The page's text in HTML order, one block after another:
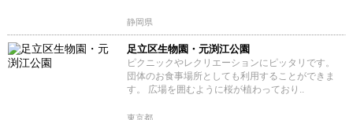
静岡県
足立区生物園・元渕江公園
ピクニックやレクリエーションにピッタリです。
団体のお食事場所としても利用することができま
す。 広場を囲むように桜が植わっており..
東京都